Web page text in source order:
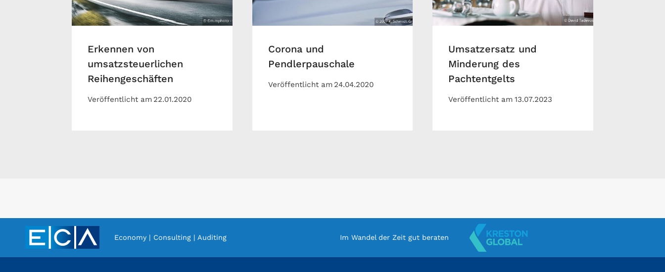
Erkennen von
umsatzsteuerlichen
Reihengeschäften
Veröffentlicht am 22.01.2020
Corona und
Pendlerpauschale
Veröffentlicht am 24.04.2020
Umsatzersatz und
Minderung des
Pachtentgelts
Veröffentlicht am 13.07.2023
Economy | Consulting | Auditing Im Wandel der Zeit gut beraten